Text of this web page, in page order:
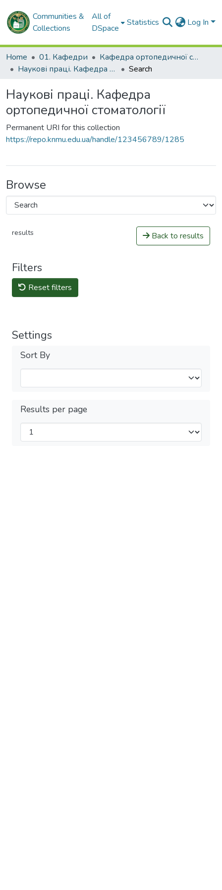
Communities &
Collections
All of
DSpace
Statistics Log In
Home 01. Кафедри
Кафедра ортопедичної стоматології
Наукові праці. Кафедра ортопедичної стоматології
Search
Наукові праці. Кафедра
ортопедичної стоматології
Permanent URI for this collection
https://repo.knmu.edu.ua/handle/123456789/1285
Browse
results Back to results
Filters
Reset filters
Settings
Sort By
Results per page